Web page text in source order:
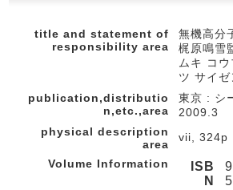
title and statement of
responsibility area
無機高分
梶原鳴雪
ムキ コ
ツ サイゼ
publication,distributio
n,etc.,area
東京 : シ
2009.3
physical description
area
vii, 324p
Volume Information
ISB
N
5